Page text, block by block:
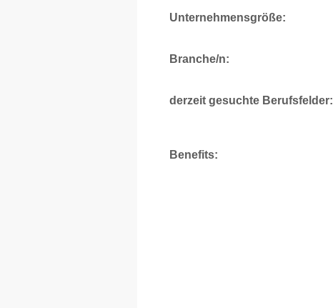
Unternehmensgröße:
Branche/n:
derzeit gesuchte Berufsfelder:
Benefits: